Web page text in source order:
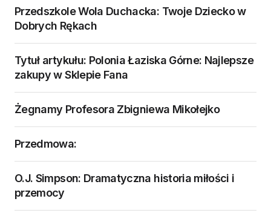
Przedszkole Wola Duchacka: Twoje Dziecko w
Dobrych Rękach
Tytuł artykułu: Polonia Łaziska Górne: Najlepsze
zakupy w Sklepie Fana
Żegnamy Profesora Zbigniewa Mikołejko
Przedmowa:
O.J. Simpson: Dramatyczna historia miłości i
przemocy